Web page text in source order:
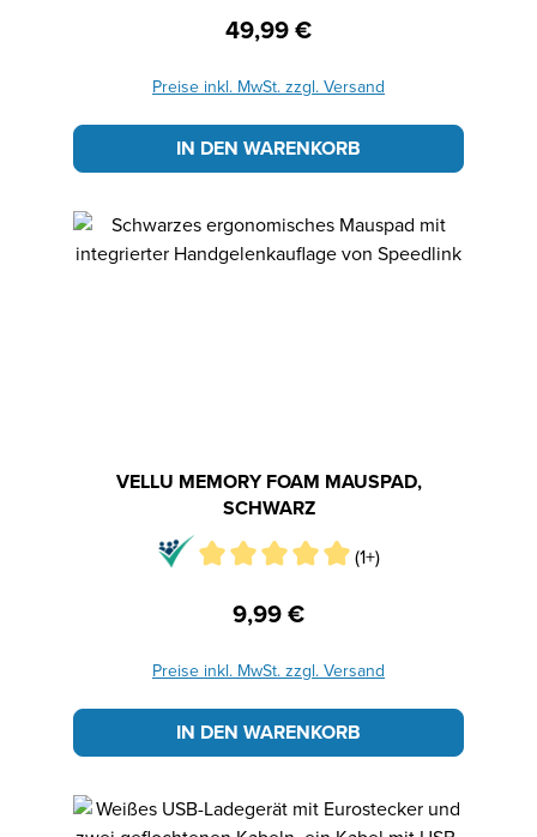
Regulärer Preis:
49,99 €
Preise inkl. MwSt. zzgl. Versand
IN DEN WARENKORB
VELLU MEMORY FOAM MAUSPAD,
SCHWARZ
(1+)
Regulärer Preis:
9,99 €
Preise inkl. MwSt. zzgl. Versand
IN DEN WARENKORB